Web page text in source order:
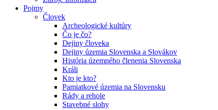
Pojmy
Človek
Archeologické kultúry
Čo je čo?
Dejiny človeka
Dejiny územia Slovenska a Slovákov
História územného členenia Slovenska
Králi
Kto je kto?
Pamiatkové územia na Slovensku
Rády a rehole
Stavebné slohy